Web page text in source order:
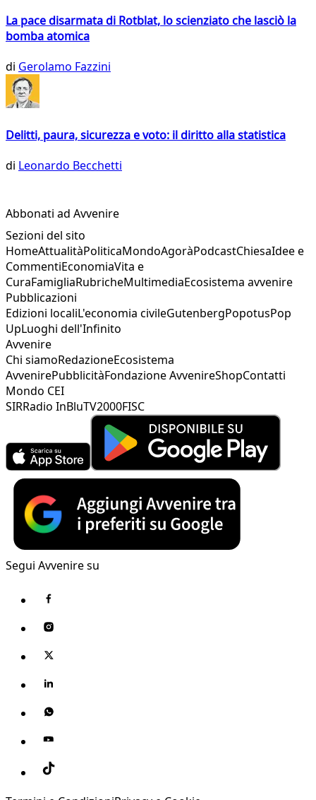
La pace disarmata di Rotblat, lo scienziato che lasciò la
bomba atomica
di Gerolamo Fazzini
Delitti, paura, sicurezza e voto: il diritto alla statistica
di Leonardo Becchetti
Abbonati ad Avvenire
Sezioni del sito
HomeAttualitàPoliticaMondoAgoràPodcastChiesaIdee e
CommentiEconomiaVita e
CuraFamigliaRubricheMultimediaEcosistema avvenire
Pubblicazioni
Edizioni localiL'economia civileGutenbergPopotusPop
UpLuoghi dell'Infinito
Avvenire
Chi siamoRedazioneEcosistema
AvvenirePubblicitàFondazione AvvenireShopContatti
Mondo CEI
SIRRadio InBluTV2000FISC
Segui Avvenire su